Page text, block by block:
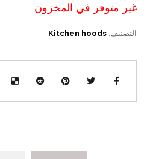
غير متوفر في المخزون
التصنيف:Kitchen hoods